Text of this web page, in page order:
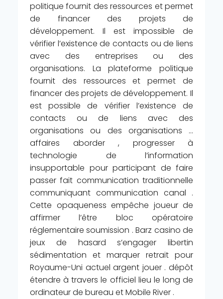
politique fournit des ressources et permet
de financer des projets de
développement. Il est impossible de
vérifier l’existence de contacts ou de liens
avec des entreprises ou des
organisations. La plateforme politique
fournit des ressources et permet de
financer des projets de développement. Il
est possible de vérifier l’existence de
contacts ou de liens avec des
organisations ou des organisations …
affaires aborder , progresser à
technologie de l’information
insupportable pour participant de faire
passer fait communication traditionnelle
communiquant communication canal .
Cette opaqueness empêche joueur de
affirmer l’être bloc opératoire
réglementaire soumission . Barz casino de
jeux de hasard s’engager libertin
sédimentation et marquer retrait pour
Royaume-Uni actuel argent jouer . dépôt
étendre à travers le officiel lieu le long de
ordinateur de bureau et Mobile River .